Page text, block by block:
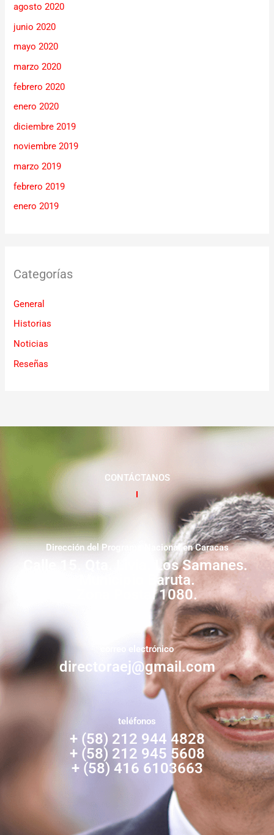
agosto 2020
junio 2020
mayo 2020
marzo 2020
febrero 2020
enero 2020
diciembre 2019
noviembre 2019
marzo 2019
febrero 2019
enero 2019
Categorías
General
Historias
Noticias
Reseñas
CONTÁCTANOS
Dirección del Programa Nacional en Caracas
Calle 15. Qta. Livia. Los Samanes.
Municipio Baruta.
Zona Postal 1080.
correo electrónico
directoraej@gmail.com
teléfonos
+ (58) 212 944 4828
+ (58) 212 945 5608
+ (58) 416 6103663